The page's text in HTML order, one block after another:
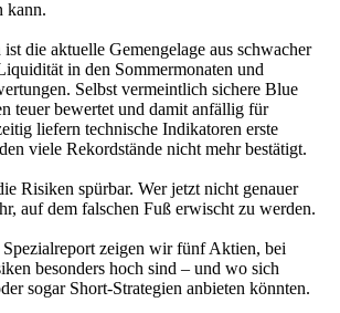
kann.
die aktuelle Gemengelage aus schwacher
in den Sommermonaten und
Selbst vermeintlich sichere Blue
teuer bewertet und damit anfällig für
liefern technische Indikatoren erste
viele Rekordstände nicht mehr bestätigt.
Risiken spürbar. Wer jetzt nicht genauer
auf dem falschen Fuß erwischt zu werden.
zeigen wir fünf Aktien, bei
besonders hoch sind – und wo sich
sogar Short-Strategien anbieten könnten.